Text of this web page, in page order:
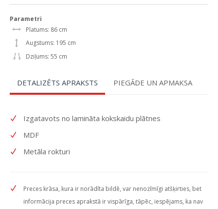
Parametri
Platums: 86 cm
Augstums: 195 cm
Dziļums: 55 cm
DETALIZĒTS APRAKSTS PIEGĀDE UN APMAKSA
Izgatavots no lamināta kokskaidu plātnes
MDF
Metāla rokturi
Preces krāsa, kura ir norādīta bildē, var nenozīmīgi atšķirties, bet
informācija preces aprakstā ir vispārīga, tāpēc, iespējams, ka nav